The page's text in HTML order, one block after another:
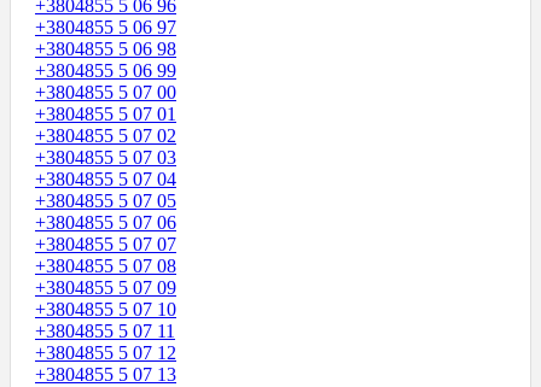
+3804855 5 06 96
+3804855 5 06 97
+3804855 5 06 98
+3804855 5 06 99
+3804855 5 07 00
+3804855 5 07 01
+3804855 5 07 02
+3804855 5 07 03
+3804855 5 07 04
+3804855 5 07 05
+3804855 5 07 06
+3804855 5 07 07
+3804855 5 07 08
+3804855 5 07 09
+3804855 5 07 10
+3804855 5 07 11
+3804855 5 07 12
+3804855 5 07 13